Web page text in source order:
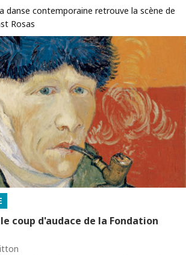
danse contemporaine retrouve la scène de
Rosas
coup d'audace de la Fondation